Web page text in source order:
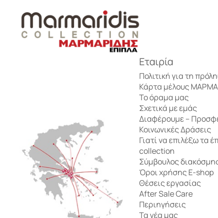
Πολυθρόνες – Ταμπουρέ
Γραφεία
Καθίσματα γραφείου
Βιβλιοθήκες
Διακοσμητικά μαξιλάρια & σκαμπό
Διάφορα Διακοσμητικά
Καθρέπτες – Πίνακες
Χαλιά Ekbatan
Μπουφέδες
Τραπέζια δείπνου
Σύνθετα – έπιπλα TV
ΛΕΥΚΑ ΕΙΔΗ ΚΡΕΒΑΤΟΚΑΜΑΡΑΣ
ΛΕΥΚΑ ΕΙΔΗ ΜΠΑΝΙΟΥ
ΔΙΑΚΟΣΜΗΣΗ
ΦΩΤΙΣΜΟΣ
Εταιρία
Πολιτική για τη
Κάρτα μέλους
Το όραμα μας
Σχετικά με εμάς
Διαφέρουμε –
Κοινωνικές Δράσεις
Γιατί να επιλέξω τα
collection
Σύμβουλος
Όροι χρήσης E-shop
Θέσεις εργασίας
After Sale Care
Περιηγήσεις
Τα νέα μας